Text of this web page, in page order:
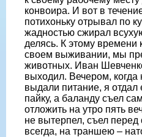
конвоира. И вот в
потихоньку отрывал по
жадностью сжирал
делясь. К этому
своем выживании, мы
животных. Иван
выходил. Вечером, когда
выдали питание, я
пайку, а баланду съел
отложить на утро пять
не вытерпел, съел перед
всегда, на траншею –